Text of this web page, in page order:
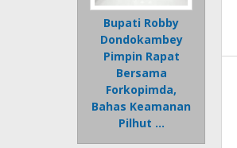
Bupati Robby
Dondokambey
Pimpin Rapat
Bersama
Forkopimda,
Bahas Keamanan
Pilhut …